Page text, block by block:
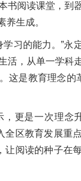
书阅读课堂，到
养生成。
学习的能力。”
活，从单一学科
这是教育理念的
更是一次理念
全区教育发展重
让阅读的种子在